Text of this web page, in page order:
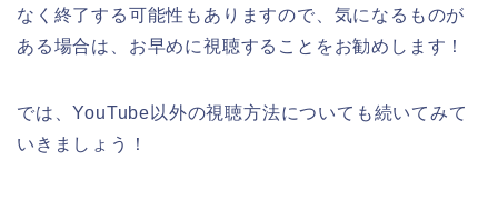
なく終了する可能性もありますので、気になるものが
ある場合は、お早めに視聴することをお勧めします！
では、YouTube以外の視聴方法についても続いてみて
いきましょう！